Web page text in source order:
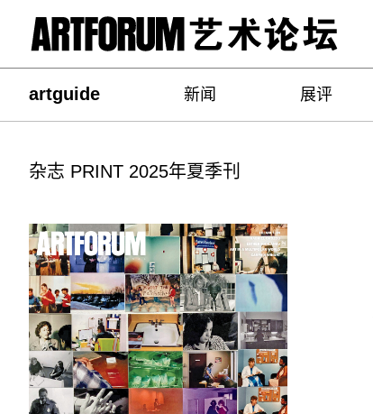
artguide 新闻 展评
杂志 PRINT 2025年夏季刊